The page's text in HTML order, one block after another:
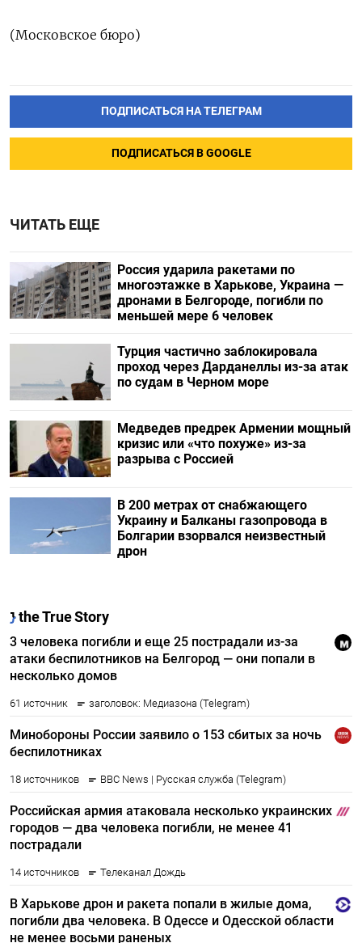
(Московское бюро)
ПОДПИСАТЬСЯ НА ТЕЛЕГРАМ
ПОДПИСАТЬСЯ В GOOGLE
ЧИТАТЬ ЕЩЕ
Россия ударила ракетами по
многоэтажке в Харькове, Украина —
дронами в Белгороде, погибли по
меньшей мере 6 человек
Турция частично заблокировала
проход через Дарданеллы из-за атак
по судам в Черном море
Медведев предрек Армении мощный
кризис или «что похуже» из-за
разрыва с Россией
В 200 метрах от снабжающего
Украину и Балканы газопровода в
Болгарии взорвался неизвестный
дрон